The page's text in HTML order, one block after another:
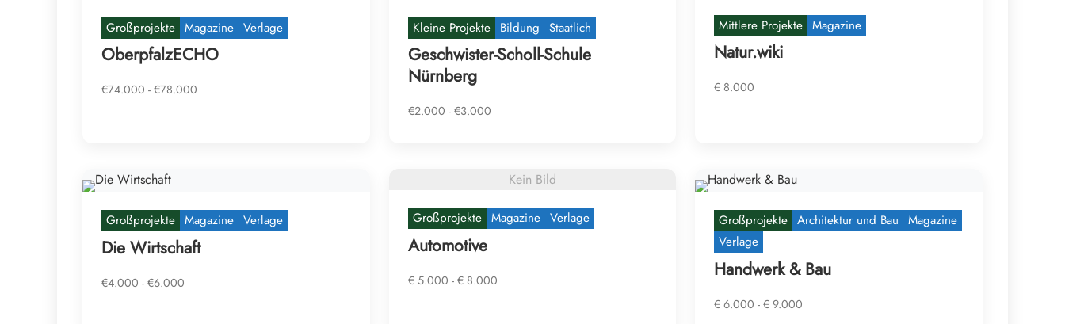
Großprojekte Magazine Verlage
OberpfalzECHO
€74.000 - €78.000
Kleine Projekte Bildung Staatlich
Geschwister-Scholl-Schule
Nürnberg
€2.000 - €3.000
Mittlere Projekte Magazine
Natur.wiki
€ 8.000
Großprojekte Magazine Verlage
Die Wirtschaft
€4.000 - €6.000
Kein Bild
Großprojekte Magazine Verlage
Automotive
€ 5.000 - € 8.000
Großprojekte Architektur und Bau
Magazine
Verlage
Handwerk & Bau
€ 6.000 - € 9.000